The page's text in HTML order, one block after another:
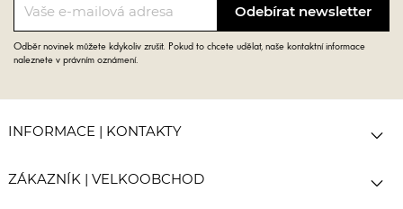
Odběr novinek můžete kdykoliv zrušit. Pokud to chcete udělat, naše kontaktní informace
naleznete v právním oznámení.
INFORMACE | KONTAKTY 
ZÁKAZNÍK | VELKOOBCHOD 